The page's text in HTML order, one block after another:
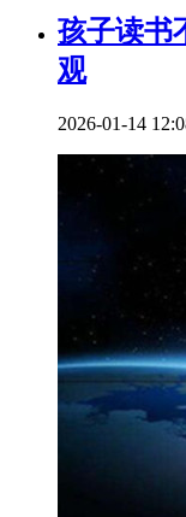
孩子读书
观
2026-01-14